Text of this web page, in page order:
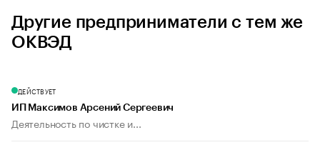
Другие предприниматели с тем же
ОКВЭД
ДЕЙСТВУЕТ
ИП Максимов Арсений Сергеевич
Деятельность по чистке и...